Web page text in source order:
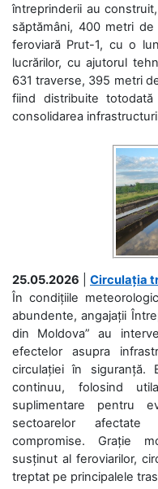
întreprinderii au
săptămâni, 400 metri
feroviară Prut-1, cu o
lucrărilor, cu ajutorul
631 traverse, 395 metri
fiind distribuite
consolidarea
25.05.2026
Circulația
În condițiile
abundente, angajații
din Moldova” au
efectelor asupra
circulației în siguranță.
continuu, folosind
suplimentare pentru
sectoarelor afectate
compromise. Grație
susținut al feroviarilor,
treptat pe principalele